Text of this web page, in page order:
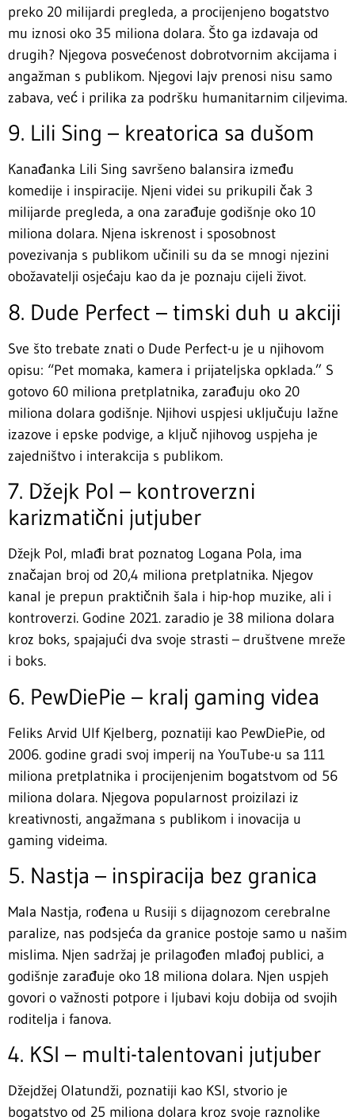
preko 20 milijardi pregleda, a procijenjeno bogatstvo
mu iznosi oko 35 miliona dolara. Što ga izdavaja od
drugih? Njegova posvećenost dobrotvornim akcijama i
angažman s publikom. Njegovi lajv prenosi nisu samo
zabava, već i prilika za podršku humanitarnim ciljevima.
9. Lili Sing – kreatorica sa dušom
Kanađanka Lili Sing savršeno balansira između
komedije i inspiracije. Njeni videi su prikupili čak 3
milijarde pregleda, a ona zarađuje godišnje oko 10
miliona dolara. Njena iskrenost i sposobnost
povezivanja s publikom učinili su da se mnogi njezini
obožavatelji osjećaju kao da je poznaju cijeli život.
8. Dude Perfect – timski duh u akciji
Sve što trebate znati o Dude Perfect-u je u njihovom
opisu: “Pet momaka, kamera i prijateljska opklada.” S
gotovo 60 miliona pretplatnika, zarađuju oko 20
miliona dolara godišnje. Njihovi uspjesi uključuju lažne
izazove i epske podvige, a ključ njihovog uspjeha je
zajedništvo i interakcija s publikom.
7. Džejk Pol – kontroverzni
karizmatični jutjuber
Džejk Pol, mlađi brat poznatog Logana Pola, ima
značajan broj od 20,4 miliona pretplatnika. Njegov
kanal je prepun praktičnih šala i hip-hop muzike, ali i
kontroverzi. Godine 2021. zaradio je 38 miliona dolara
kroz boks, spajajući dva svoje strasti – društvene mreže
i boks.
6. PewDiePie – kralj gaming videa
Feliks Arvid Ulf Kjelberg, poznatiji kao PewDiePie, od
2006. godine gradi svoj imperij na YouTube-u sa 111
miliona pretplatnika i procijenjenim bogatstvom od 56
miliona dolara. Njegova popularnost proizilazi iz
kreativnosti, angažmana s publikom i inovacija u
gaming videima.
5. Nastja – inspiracija bez granica
Mala Nastja, rođena u Rusiji s dijagnozom cerebralne
paralize, nas podsjeća da granice postoje samo u našim
mislima. Njen sadržaj je prilagođen mlađoj publici, a
godišnje zarađuje oko 18 miliona dolara. Njen uspjeh
govori o važnosti potpore i ljubavi koju dobija od svojih
roditelja i fanova.
4. KSI – multi-talentovani jutjuber
Džejdžej Olatundži, poznatiji kao KSI, stvorio je
bogatstvo od 25 miliona dolara kroz svoje raznolike